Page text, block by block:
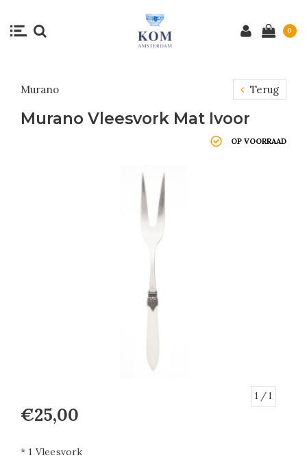
0
Murano Terug
Murano Vleesvork Mat Ivoor
OP VOORRAAD
1 / 1
€25,00
* 1 Vleesvork